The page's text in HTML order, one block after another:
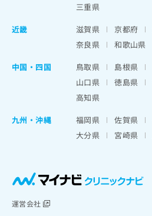
三重県
近畿
滋賀県 京都府
奈良県
和歌山県
中国・四国
鳥取県 島根県
山口県
徳島県
高知県
九州・沖縄
福岡県 佐賀県
大分県
宮崎県
運営会社